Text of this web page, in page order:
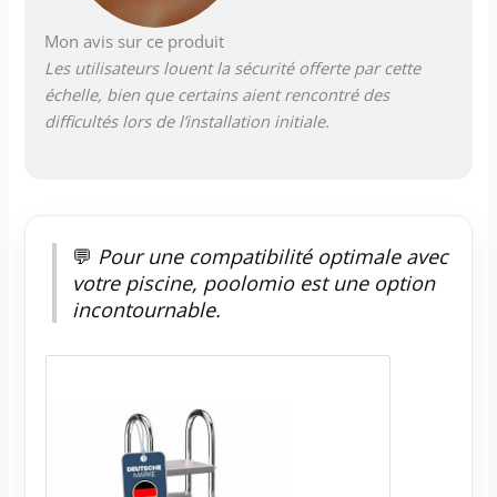
fonctionnalité, mais aussi par son
design élégant. L'apparence moderne
s'intègre harmonieusement à différents
styles de piscine et donne à votre
piscine un look attrayant.
Mon avis sur ce produit
Les utilisateurs louent la sécurité offerte par cette
échelle, bien que certains aient rencontré des
difficultés lors de l’installation initiale.
💬 Pour une compatibilité optimale avec
votre piscine, poolomio est une option
incontournable.